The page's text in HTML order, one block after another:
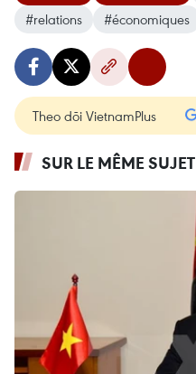
#relations #économiques
Theo dõi VietnamPlus
SUR LE MÊME SUJET